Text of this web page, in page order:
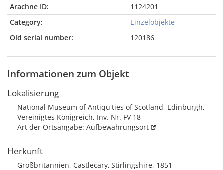
Arachne ID:
1124201
Category:
Einzelobjekte
Old serial number:
120186
Informationen zum Objekt
Lokalisierung
National Museum of Antiquities of Scotland, Edinburgh,
Vereinigtes Königreich, Inv.-Nr. FV 18
Art der Ortsangabe: Aufbewahrungsort
Herkunft
Großbritannien, Castlecary, Stirlingshire, 1851